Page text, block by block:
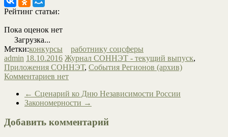
Рейтинг статьи:
Пока оценок нет
Загрузка...
Метки:конкурсы
работнику соцсферы
admin 18.10.2016 Журнал СОННЭТ - текущий выпуск,
Приложения СОННЭТ, События Регионов (архив)
Комментариев нет
← Сценарий ко Дню Независимости России
Закономерности →
Добавить комментарий